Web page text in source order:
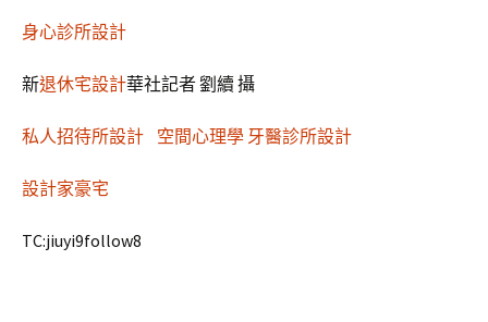
身心診所設計
新退休宅設計華社記者 劉續 攝
私人招待所設計 空間心理學 牙醫診所設計
設計家豪宅
TC:jiuyi9follow8